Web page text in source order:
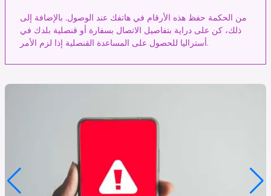
من الحكمة حفظ هذه الأرقام في هاتفك عند الوصول. بالإضافة إلى
ذلك، كن على دراية بتفاصيل الاتصال بسفارة أو قنصلية بلدك في
أستراليا للحصول على المساعدة القنصلية إذا لزم الأمر.